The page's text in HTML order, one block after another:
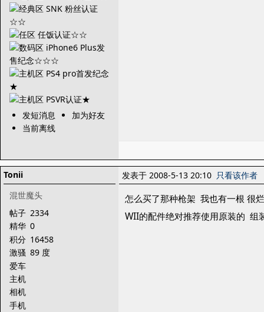
发短消息
加为好友
当前离线
Tonii
混世魔头
帖子 2334
精华 0
积分 16458
激骚 89 度
爱车
主机
相机
手机
发表于 2008-5-13 20:10 只看该作者
怎么买了那种枪架 我也有一根 很
WII的配件绝对推荐使用原装的 组